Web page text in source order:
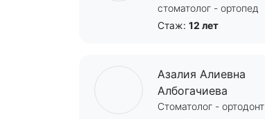
стоматолог - ортопед
Стаж: 12 лет
Азалия Алиевна
Албогачиева
Стоматолог - ортодонт